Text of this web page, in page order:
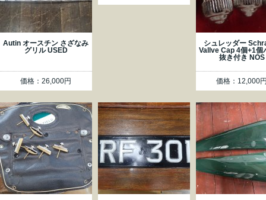
Autin オースチン さざなみ
グリル USED
価格：26,000円
シュレッダー
Vallve Cap 4個+1個
抜き付き NOS
価格：12,000